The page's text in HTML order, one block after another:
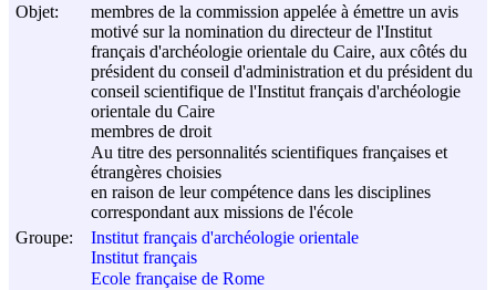
Objet:
membres de la commission appelée à émettre un avis
motivé sur la nomination du directeur de l'Institut
français d'archéologie orientale du Caire, aux côtés du
président du conseil d'administration et du président du
conseil scientifique de l'Institut français d'archéologie
orientale du Caire
membres de droit
Au titre des personnalités scientifiques françaises et
étrangères choisies
en raison de leur compétence dans les disciplines
correspondant aux missions de l'école
Groupe:
Institut français d'archéologie orientale
Institut français
Ecole française de Rome